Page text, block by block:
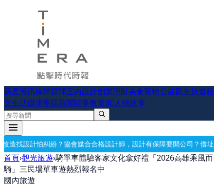
房產資訊棒球籃球室內設計創業理財美食寵物公益觀光旅遊藝
文生活旗津專區新聞時事教育3C人物故事
合合格設計師，設計有保障要開公司？借址登記・公司設立・工商登記
首頁›觀光旅遊›騎單車體驗客家文化拿好禮「2026高雄乘風而
騎」三民場單車遊熱烈報名中
國內旅遊